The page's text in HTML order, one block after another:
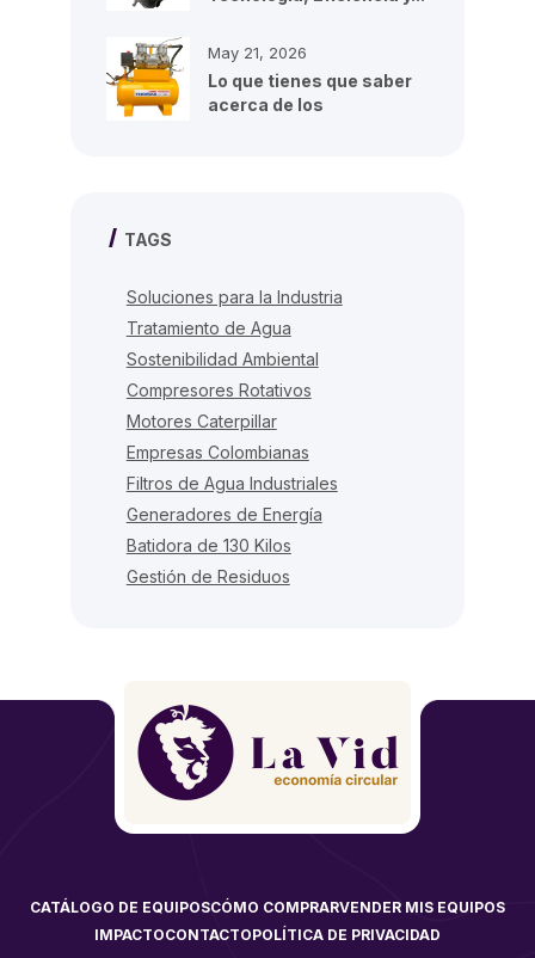
May 21, 2026
Lo que tienes que saber
acerca de los
TAGS
Soluciones para la Industria
Tratamiento de Agua
Sostenibilidad Ambiental
Compresores Rotativos
Motores Caterpillar
Empresas Colombianas
Filtros de Agua Industriales
Generadores de Energía
Batidora de 130 Kilos
Gestión de Residuos
CATÁLOGO DE EQUIPOSCÓMO COMPRARVENDER MIS EQUIPOS
IMPACTOCONTACTOPOLÍTICA DE PRIVACIDAD